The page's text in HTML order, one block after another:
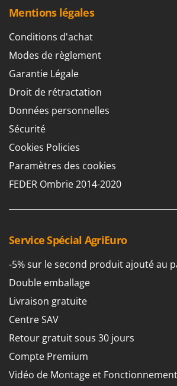
Mentions légales
Conditions d'achat
Modes de règlement
Garantie Légale
Droit de rétractation
Données personnelles
Sécurité
Cookies Policies
Paramètres des cookies
FEDER Ombrie 2014-2020
Service Spécial AgriEuro
-5% sur le second produit ajouté au
Double emballage
Livraison gratuite
Centre SAV
Retour gratuit sous 30 jours
Compte Premium
Vidéo de Montage et Fonctionnement